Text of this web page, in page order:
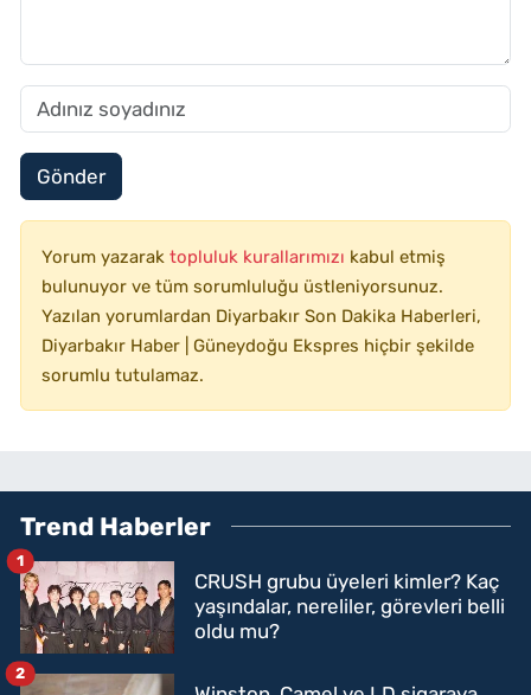
Gönder
Yorum yazarak topluluk kurallarımızı kabul etmiş
bulunuyor ve tüm sorumluluğu üstleniyorsunuz.
Yazılan yorumlardan Diyarbakır Son Dakika Haberleri,
Diyarbakır Haber | Güneydoğu Ekspres hiçbir şekilde
sorumlu tutulamaz.
Trend Haberler
CRUSH grubu üyeleri kimler? Kaç
yaşındalar, nereliler, görevleri belli
oldu mu?
1
2